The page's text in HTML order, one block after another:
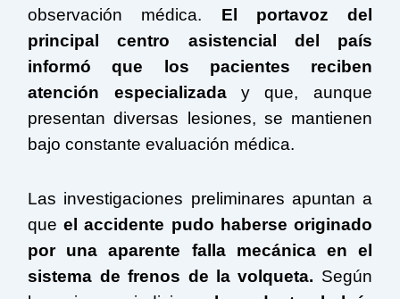
observación médica. El portavoz del
principal centro asistencial del país
informó que los pacientes reciben
atención especializaday que, aunque
presentan diversas lesiones, se mantienen
bajo constante evaluación médica.
Las investigaciones preliminares apuntan a
queel accidente pudo haberse originado
por una aparente falla mecánica en el
sistema de frenos de la volqueta. Según